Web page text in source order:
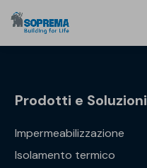
Prodotti e Soluzioni
Impermeabilizzazione
Isolamento termico